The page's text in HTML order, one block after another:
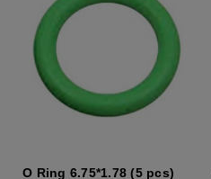
O Ring 6.75*1.78 (5 pcs)